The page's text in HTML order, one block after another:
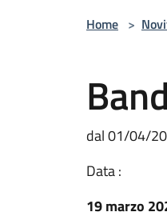
Home >
dal 01/04/
Data :
19 marzo